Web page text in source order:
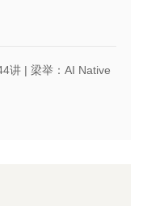
讲 | 梁举：AI Native